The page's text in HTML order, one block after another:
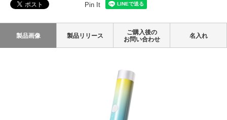
Pin It
製品画像 製品リリース
ご購入後の
お問い合わせ
名入れ